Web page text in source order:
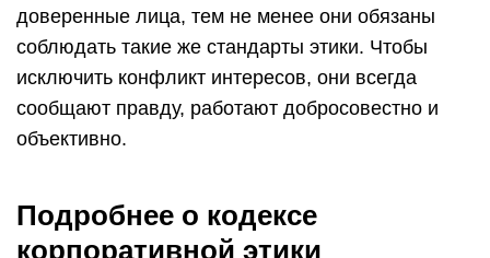
доверенные лица, тем не менее они обязаны
соблюдать такие же стандарты этики. Чтобы
исключить конфликт интересов, они всегда
сообщают правду, работают добросовестно и
объективно.
Подробнее о кодексе
корпоративной этики